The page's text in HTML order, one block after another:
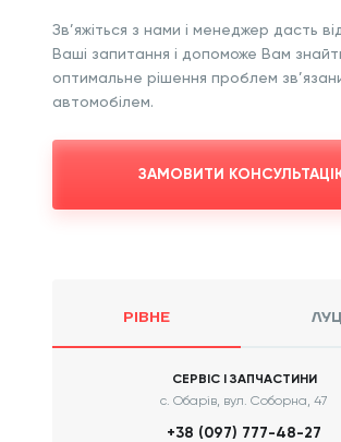
Зв’яжіться з нами і менеджер дасть
Ваші запитання і допоможе Вам
оптимальне рішення проблем
автомобілем.
ЗАМОВИТИ
РІВНЕ
СЕРВІС І ЗАПЧАСТИНИ
с. Обарів, вул. Соборна, 47
+38 (097) 777-48-27